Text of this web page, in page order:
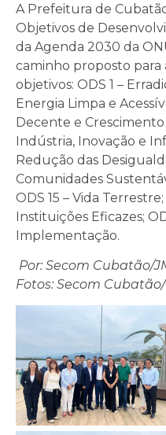
A Prefeitura de
Objetivos de
da Agenda 2030 da
caminho proposto para
objetivos: ODS 1 –
Energia Limpa e
Decente e Crescimento
Indústria, Inovação e
Redução das
Comunidades
ODS 15 – Vida
Instituições Eficazes;
Implementação.
Por: Secom Cubatão/
Fotos: Secom